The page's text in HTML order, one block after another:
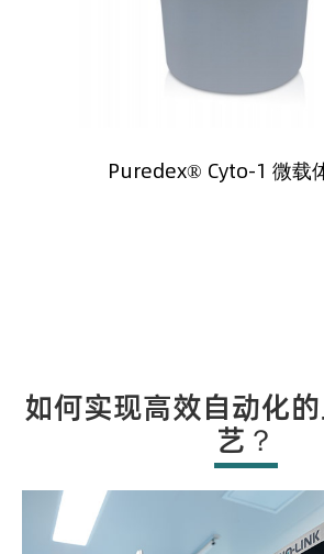
Puredex® Cyto-1 微载
如何实现高效自动化
艺？